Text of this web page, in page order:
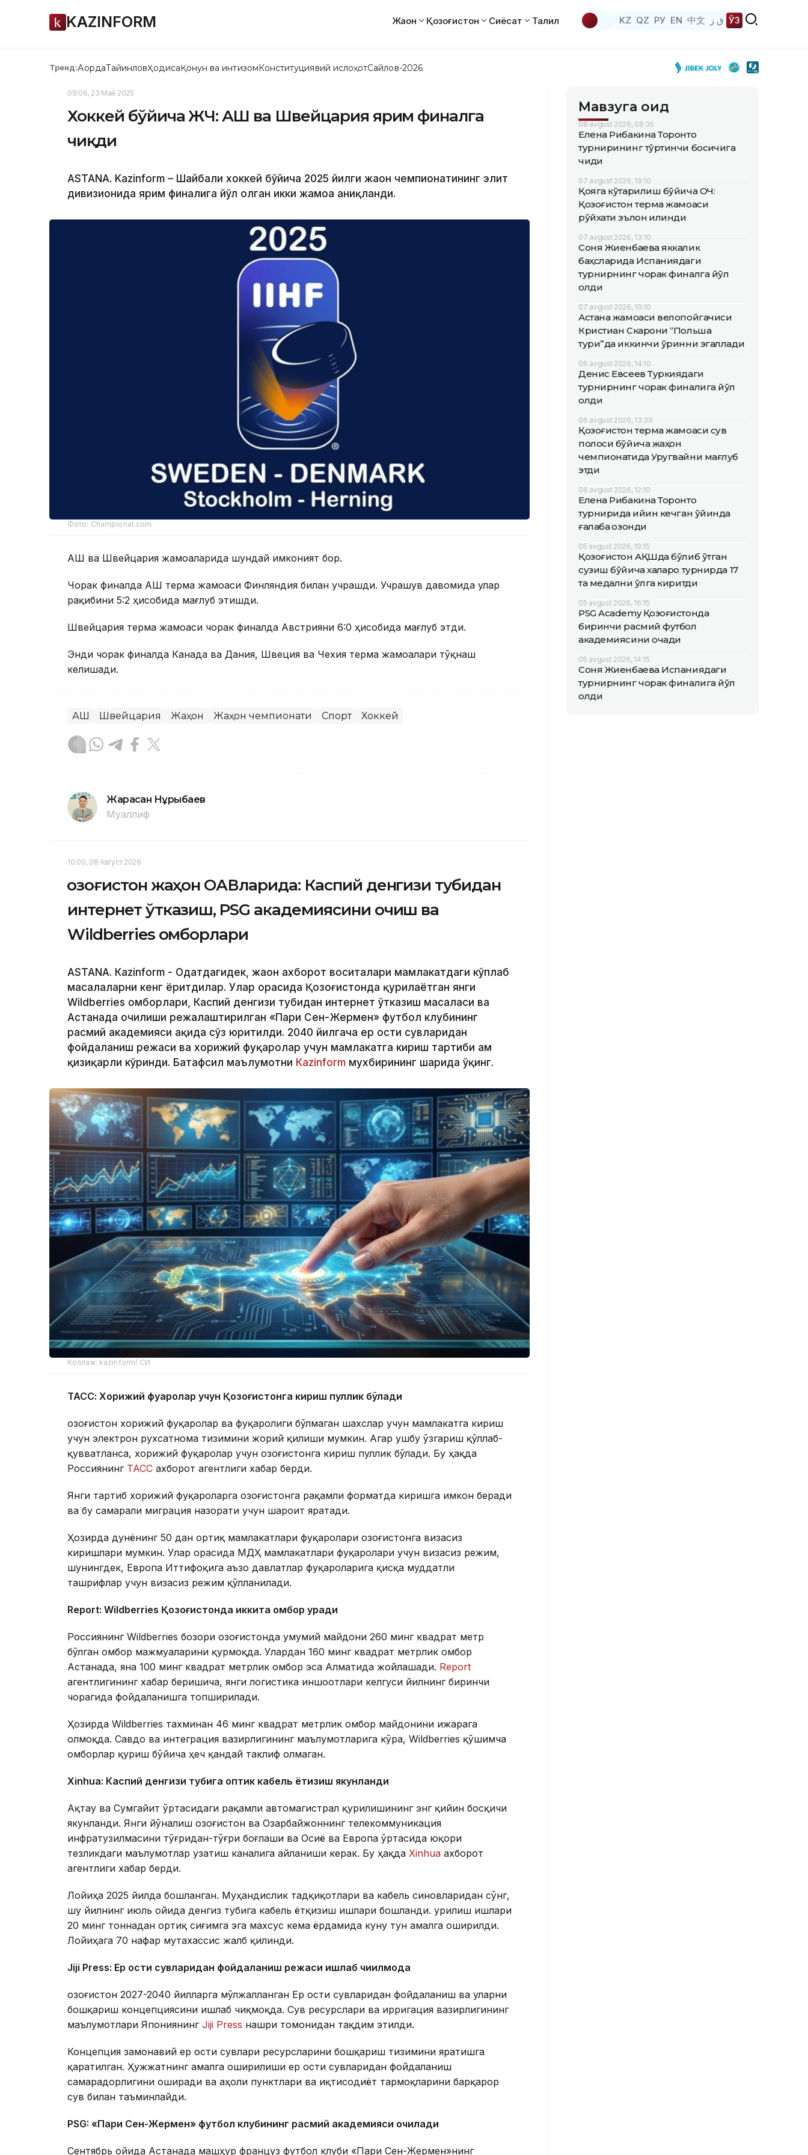
KAZINFORM Жаҳон Қозоғистон Сиёсат Таҳлил KZ QZ РУ EN 中文 ق ز ЎЗ
Тренд:АқордаТайинловҲодисаҚонун ва интизомКонституциявий ислоҳотСайлов-2026
09:06, 23 Май 2025
Хоккей бўйича ЖЧ: АҚШ ва Швейцария ярим финалга
чиқди
ASTANA. Kazinform – Шайбали хоккей бўйича 2025 йилги жаҳон чемпионатининг элит
дивизионида ярим финалига йўл олган икки жамоа аниқланди.
Фото: Сhampionat.com
АҚШ ва Швейцария жамоаларида шундай имконият бор.
Чорак финалда АҚШ терма жамоаси Финляндия билан учрашди. Учрашув давомида улар
рақибини 5:2 ҳисобида мағлуб этишди.
Швейцария терма жамоаси чорак финалда Австрияни 6:0 ҳисобида мағлуб этди.
Энди чорак финалда Канада ва Дания, Швеция ва Чехия терма жамоалари тўқнаш
келишади.
АҚШ Швейцария Жаҳон Жаҳон чемпионати Спорт Хоккей
Жарасқан Нұрыбаев
Муаллиф
10:00, 08 Август 2026
Қозоғистон жаҳон ОАВларида: Каспий денгизи тубидан
интернет ўтказиш, PSG академиясини очиш ва
Wildberries омборлари
ASTANА. Кazinform - Одатдагидек, жаҳон ахборот воситалари мамлакатдаги кўплаб
масалаларни кенг ёритдилар. Улар орасида Қозоғистонда қурилаётган янги
Wildberries омборлари, Каспий денгизи тубидан интернет ўтказиш масаласи ва
Астанада очилиши режалаштирилган «Пари Сен-Жермен» футбол клубининг
расмий академияси ҳақида сўз юритилди. 2040 йилгача ер ости сувларидан
фойдаланиш режаси ва хорижий фуқаролар учун мамлакатга кириш тартиби ҳам
қизиқарли кўринди. Батафсил маълумотни Кazinform мухбирининг шарҳида ўқинг.
Коллаж: kazinform/ СИ
ТАСС: Хорижий фуқаролар учун Қозоғистонга кириш пуллик бўлади
Қозоғистон хорижий фуқаролар ва фуқаролиги бўлмаган шахслар учун мамлакатга кириш
учун электрон рухсатнома тизимини жорий қилиши мумкин. Агар ушбу ўзгариш қўллаб-
қувватланса, хорижий фуқаролар учун Қозоғистонга кириш пуллик бўлади. Бу ҳақда
Россиянинг ТАСС ахборот агентлиги хабар берди.
Янги тартиб хорижий фуқароларга Қозоғистонга рақамли форматда киришга имкон беради
ва бу самарали миграция назорати учун шароит яратади.
Ҳозирда дунёнинг 50 дан ортиқ мамлакатлари фуқаролари Қозоғистонга визасиз
киришлари мумкин. Улар орасида МДҲ мамлакатлари фуқаролари учун визасиз режим,
шунингдек, Европа Иттифоқига аъзо давлатлар фуқароларига қисқа муддатли
ташрифлар учун визасиз режим қўлланилади.
Report: Wildberries Қозоғистонда иккита омбор қуради
Россиянинг Wildberries бозори Қозоғистонда умумий майдони 260 минг квадрат метр
бўлган омбор мажмуаларини қурмоқда. Улардан 160 минг квадрат метрлик омбор
Астанада, яна 100 минг квадрат метрлик омбор эса Алматида жойлашади. Report
агентлигининг хабар беришича, янги логистика иншоотлари келгуси йилнинг биринчи
чорагида фойдаланишга топширилади.
Ҳозирда Wildberries тахминан 46 минг квадрат метрлик омбор майдонини ижарага
олмоқда. Савдо ва интеграция вазирлигининг маълумотларига кўра, Wildberries қўшимча
омборлар қуриш бўйича ҳеч қандай таклиф олмаган.
Xinhuа: Каспий денгизи тубига оптик кабель ётқизиш якунланди
Ақтау ва Сумгайит ўртасидаги рақамли автомагистрал қурилишининг энг қийин босқичи
якунланди. Янги йўналиш Қозоғистон ва Озарбайжоннинг телекоммуникация
инфратузилмасини тўғридан-тўғри боғлаши ва Осиё ва Европа ўртасида юқори
тезликдаги маълумотлар узатиш каналига айланиши керак. Бу ҳақда Xinhua ахборот
агентлиги хабар берди.
Лойиҳа 2025 йилда бошланган. Муҳандислик тадқиқотлари ва кабель синовларидан сўнг,
шу йилнинг июль ойида денгиз тубига кабель ётқизиш ишлари бошланди. Қурилиш ишлари
20 минг тоннадан ортиқ сиғимга эга махсус кема ёрдамида куну тун амалга оширилди.
Лойиҳага 70 нафар мутахассис жалб қилинди.
Jiji Press: Ер ости сувларидан фойдаланиш режаси ишлаб чиқилмоқда
Қозоғистон 2027-2040 йилларга мўлжалланган Ер ости сувларидан фойдаланиш ва уларни
бошқариш концепциясини ишлаб чиқмоқда. Сув ресурслари ва ирригация вазирлигининг
маълумотлари Япониянинг Jiji Press нашри томонидан тақдим этилди.
Концепция замонавий ер ости сувлари ресурсларини бошқариш тизимини яратишга
қаратилган. Ҳужжатнинг амалга оширилиши ер ости сувларидан фойдаланиш
самарадорлигини оширади ва аҳоли пунктлари ва иқтисодиёт тармоқларини барқарор
сув билан таъминлайди.
PSG: «Пари Сен-Жермен» футбол клубининг расмий академияси очилади
Сентябрь ойида Астанада машҳур француз футбол клуби «Пари Сен-Жермен»нинг
Мавзуга оид
08 avgust 2026, 08:35
Елена Рибакина Торонто
турнирининг тўртинчи босқичига
чиқди
07 avgust 2026, 19:10
Қояга кўтарилиш бўйича ОЧ:
Қозоғистон терма жамоаси
рўйхати эълон қилинди
07 avgust 2026, 13:10
Соня Жиенбаева яккалик
баҳсларида Испаниядаги
турнирнинг чорак финалга йўл
олди
07 avgust 2026, 10:10
Астана жамоаси велопойгачиси
Кристиан Скарони “Польша
тури”да иккинчи ўринни эгаллади
06 avgust 2026, 14:10
Денис Евсеев Туркиядаги
турнирнинг чорак финалига йўл
олди
06 avgust 2026, 13:39
Қозоғистон терма жамоаси сув
полоси бўйича жаҳон
чемпионатида Уругвайни мағлуб
этди
06 avgust 2026, 12:10
Елена Рибакина Торонто
турнирида қийин кечган ўйинда
ғалаба қозонди
05 avgust 2026, 19:15
Қозоғистон АҚШда бўлиб ўтган
сузиш бўйича халқаро турнирда 17
та медални қўлга киритди
05 avgust 2026, 16:15
PSG Academy Қозоғистонда
биринчи расмий футбол
академиясини очади
05 avgust 2026, 14:15
Соня Жиенбаева Испаниядаги
турнирнинг чорак финалига йўл
олди